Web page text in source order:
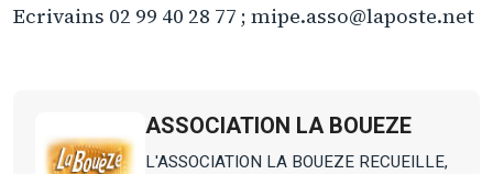
Ecrivains 02 99 40 28 77 ; mipe.asso@laposte.net
ASSOCIATION LA BOUEZE
L'ASSOCIATION LA BOUEZE RECUEILLE,